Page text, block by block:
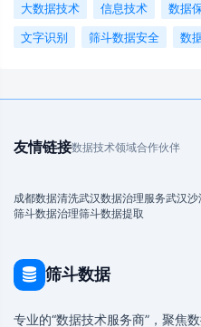
大数据技术
信息技术 数据
文字识别
筛斗数据安全 数
友情链接数据技术领域合作伙伴
成都数据清洗武汉数据治理服务武汉沙
筛斗数据治理筛斗数据提取
筛斗数据
专业的“数据技术服务商”，聚焦